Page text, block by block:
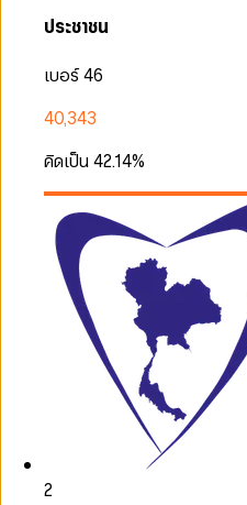
ประชาชน
เบอร์ 46
40,343
คิดเป็น42.14%
2